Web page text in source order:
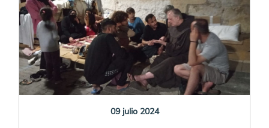
09 julio 2024